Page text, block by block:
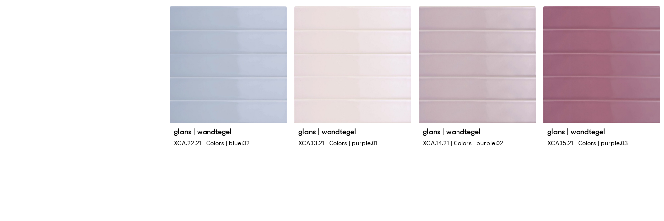
Afmetingen
glans | wandtegel
XCA.22.21 | Colors | blue.02
Afmetingen
glans | wandtegel
XCA.13.21 | Colors | purple.01
Afmetingen
glans | wandtegel
XCA.14.21 | Colors | purple.02
Afmetingen
glans | wandtegel
XCA.15.21 | Colors | purple.03